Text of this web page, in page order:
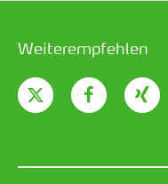
Weiterempfehlen